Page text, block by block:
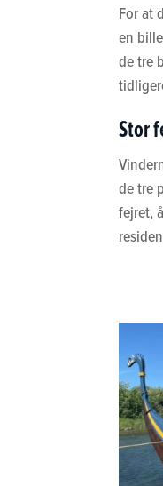
For at
en
de tre
Stor
de tre
fejret,